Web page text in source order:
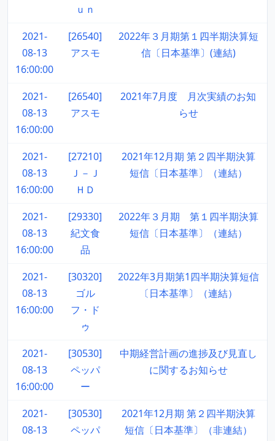
ｕｎ
2021-
08-13
16:00:00
[26540]
アスモ
2022年３月期第１四半期決算短
信〔日本基準〕(連結)
2021-
08-13
16:00:00
[26540]
アスモ
2021年7月度 月次実績のお知
らせ
2021-
08-13
16:00:00
[27210]
Ｊ－Ｊ
ＨＤ
2021年12月期 第２四半期決算
短信〔日本基準〕（連結）
2021-
08-13
16:00:00
[29330]
紀文食
品
2022年３月期 第１四半期決算
短信〔日本基準〕（連結）
2021-
08-13
16:00:00
[30320]
ゴル
フ・ド
ゥ
2022年3月期第1四半期決算短信
〔日本基準〕（連結）
2021-
08-13
16:00:00
[30530]
ペッパ
ー
中期経営計画の進捗及び見直し
に関するお知らせ
2021-
08-13
[30530]
ペッパ
2021年12月期 第２四半期決算
短信〔日本基準〕（非連結）